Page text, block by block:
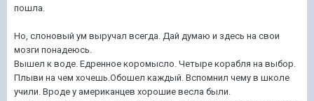
пошла.
Но, слоновый ум выручал всегда. Дай думаю и здесь на свои
мозги понадеюсь.
Вышел к воде. Едренное коромысло. Четыре корабля на выбор.
Плыви на чем хочешь.Обошел каждый. Вспомнил чему в школе
учили. Вроде у американцев хорошие весла были.